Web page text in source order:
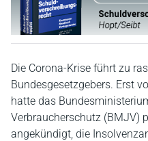
Die Corona-Krise führt zu
Bundesgesetzgebers. Erst
hatte das
Verbraucherschutz (BMJV)
angekündigt, die